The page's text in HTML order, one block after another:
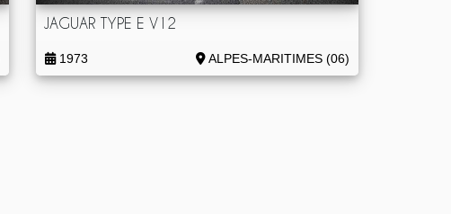
JAGUAR TYPE E V12
1973 ALPES-MARITIMES (06)